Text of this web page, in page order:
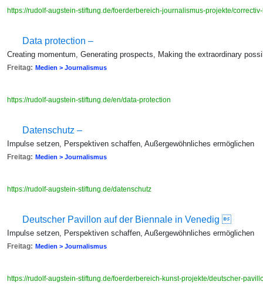
https://rudolf-augstein-stiftung.de/foerderbereich-journalismus-projekte/
Data protection –
Creating momentum, Generating prospects, Making the extraordinary
Freitag: Medien > Journalismus
https://rudolf-augstein-stiftung.de/en/data-protection
Datenschutz –
Impulse setzen, Perspektiven schaffen, Außergewöhnliches ermöglichen
Freitag: Medien > Journalismus
https://rudolf-augstein-stiftung.de/datenschutz
Deutscher Pavillon auf der Biennale in Venedig 
Impulse setzen, Perspektiven schaffen, Außergewöhnliches ermöglichen
Freitag: Medien > Journalismus
https://rudolf-augstein-stiftung.de/foerderbereich-kunst-projekte/deutscher-